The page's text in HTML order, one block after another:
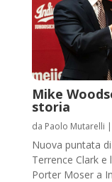
Mike
storia
da Paolo Mutarelli |
Nuova puntata
Terrence Clark e
Porter Moser a